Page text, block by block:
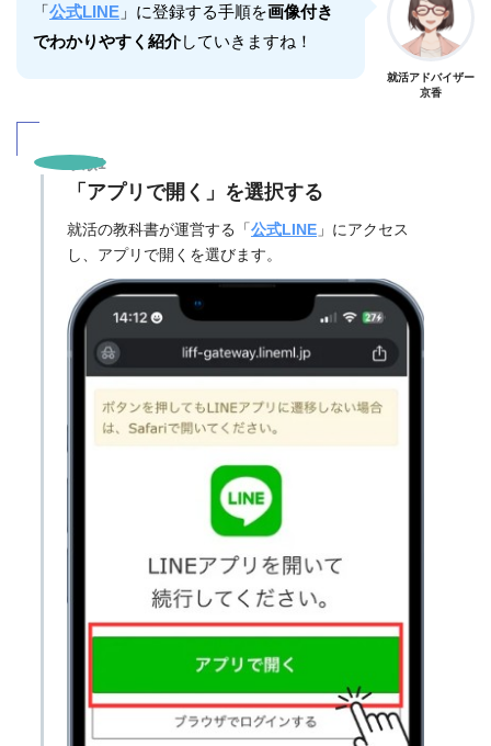
「公式LINE 」に登録する手順を画像付き
でわかりやすく紹介していきますね！
就活アドバイザー
京香
手順1
「アプリで開く」を選択する
就活の教科書が運営する「公式LINE 」にアクセス
し、アプリで開くを選びます。